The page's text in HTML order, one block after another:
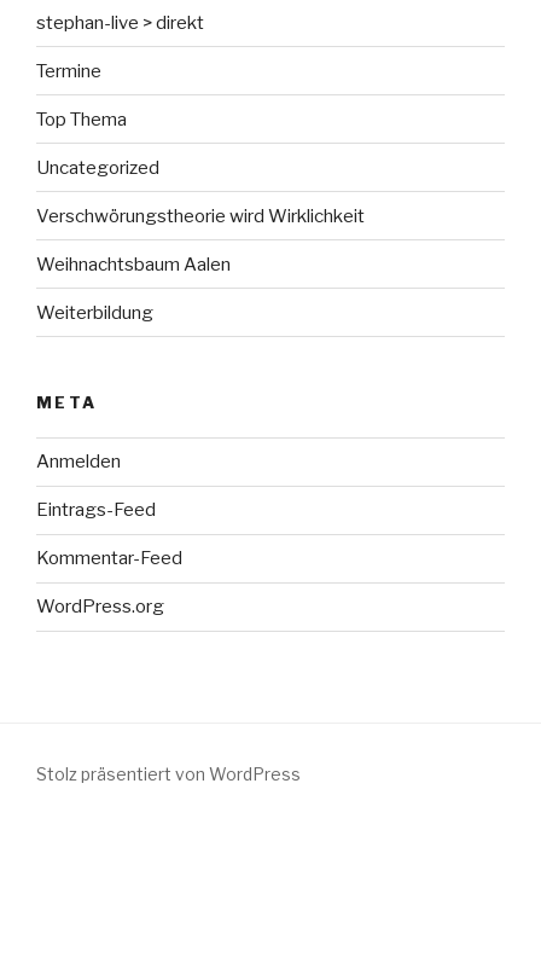
stephan-live > direkt
Termine
Top Thema
Uncategorized
Verschwörungstheorie wird Wirklichkeit
Weihnachtsbaum Aalen
Weiterbildung
META
Anmelden
Eintrags-Feed
Kommentar-Feed
WordPress.org
Stolz präsentiert von WordPress